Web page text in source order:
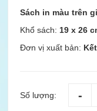
Sách in màu trên
Khổ sách: 19 x 26
Đơn vị xuất bản:
Số lượng: